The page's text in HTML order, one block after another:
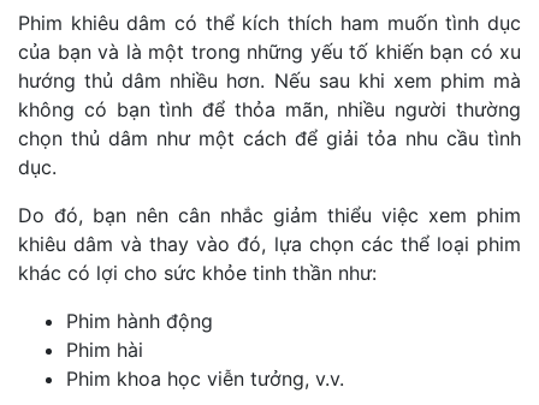
Phim khiêu dâm có thể kích thích ham muốn tình dục
của bạn và là một trong những yếu tố khiến bạn có xu
hướng thủ dâm nhiều hơn. Nếu sau khi xem phim mà
không có bạn tình để thỏa mãn, nhiều người thường
chọn thủ dâm như một cách để giải tỏa nhu cầu tình
dục.
Do đó, bạn nên cân nhắc giảm thiểu việc xem phim
khiêu dâm và thay vào đó, lựa chọn các thể loại phim
khác có lợi cho sức khỏe tinh thần như:
Phim hành động
Phim hài
Phim khoa học viễn tưởng, v.v.